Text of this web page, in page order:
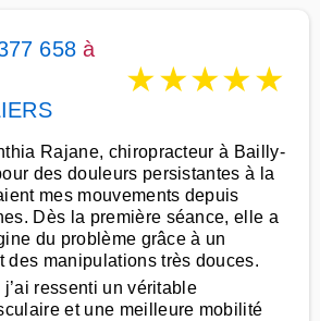
658 à
★★★★★
Rajane, chiropracteur à Bailly-
des douleurs persistantes à la
mes mouvements depuis
Dès la première séance, elle a
du problème grâce à un
des manipulations très douces.
ressenti un véritable
et une meilleure mobilité